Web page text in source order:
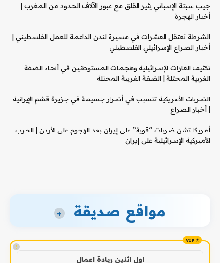
جيب سبتة الإسباني يثير القلق مع عبور الآلاف الحدود من المغرب |
أخبار الهجرة
الشرطة تعتقل العشرات في مسيرة لندن الداعمة للعمل الفلسطيني |
أخبار الصراع الإسرائيلي الفلسطيني
تكثيف الغارات الإسرائيلية وهجمات المستوطنين في أنحاء الضفة
الغربية المحتلة | الضفة الغربية المحتلة
الضربات الأمريكية تتسبب في أضرار جسيمة في جزيرة قشم الإيرانية
| أخبار الصراع
أمريكا تشن ضربات “قوية” على إيران بعد الهجوم على الأردن | الحرب
الأميركية الإسرائيلية على إيران
مواقع صديقة +
!
اول اثنين ريادة اعمال